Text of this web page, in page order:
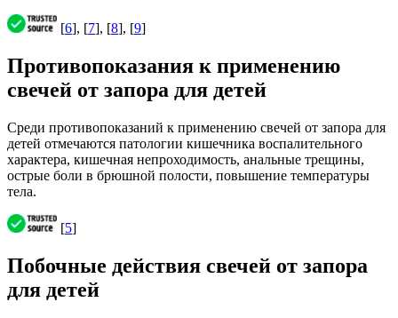
[6], [7], [8], [9]
Противопоказания к применению
свечей от запора для детей
Среди противопоказаний к применению свечей от запора для
детей отмечаются патологии кишечника воспалительного
характера, кишечная непроходимость, анальные трещины,
острые боли в брюшной полости, повышение температуры
тела.
[5]
Побочные действия свечей от запора
для детей